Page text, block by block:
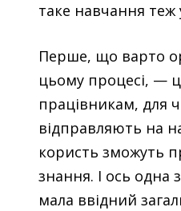
таке навчання теж
Перше, що варто
цьому процесі, —
працівникам, для
відправляють на
користь зможуть
знання. І ось одна
мала ввідний